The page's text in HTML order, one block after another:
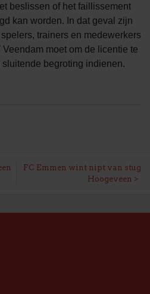
beslissen of het faillissement
kan worden. In dat geval zijn
trainers en medewerkers
moet om de licentie te
begroting indienen.
FC Emmen wint nipt van stug
Hoogeveen